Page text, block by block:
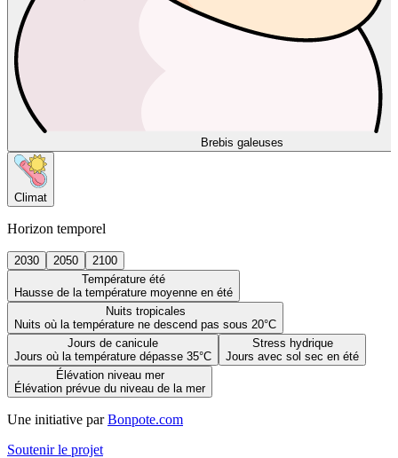
Brebis galeuses
Climat
Horizon temporel
2030 2050
2100
Température été
Hausse de la température moyenne en été
Nuits tropicales
Nuits où la température ne descend pas sous 20°C
Jours de canicule
Jours où la température dépasse 35°C
Stress hydrique
Jours avec sol sec en été
Élévation niveau mer
Élévation prévue du niveau de la mer
Une initiative par Bonpote.com
Soutenir le projet